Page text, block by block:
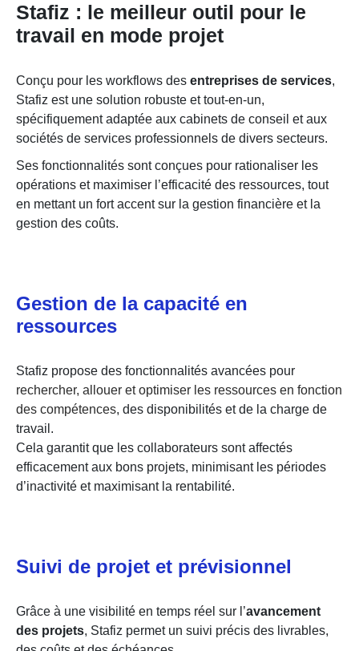
Stafiz : le meilleur outil pour le
travail en mode projet
Conçu pour les workflows des entreprises de services,
Stafiz est une solution robuste et tout-en-un,
spécifiquement adaptée aux cabinets de conseil et aux
sociétés de services professionnels de divers secteurs.
Ses fonctionnalités sont conçues pour rationaliser les
opérations et maximiser l’efficacité des ressources, tout
en mettant un fort accent sur la gestion financière et la
gestion des coûts.
Gestion de la capacité en
ressources
Stafiz propose des fonctionnalités avancées pour
rechercher, allouer et optimiser les ressources en fonction
des compétences, des disponibilités et de la charge de
travail.
Cela garantit que les collaborateurs sont affectés
efficacement aux bons projets, minimisant les périodes
d’inactivité et maximisant la rentabilité.
Suivi de projet et prévisionnel
Grâce à une visibilité en temps réel sur l’avancement
des projets, Stafiz permet un suivi précis des livrables,